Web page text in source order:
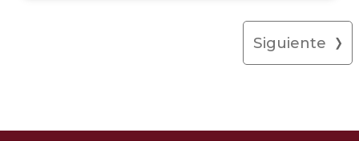
Siguiente